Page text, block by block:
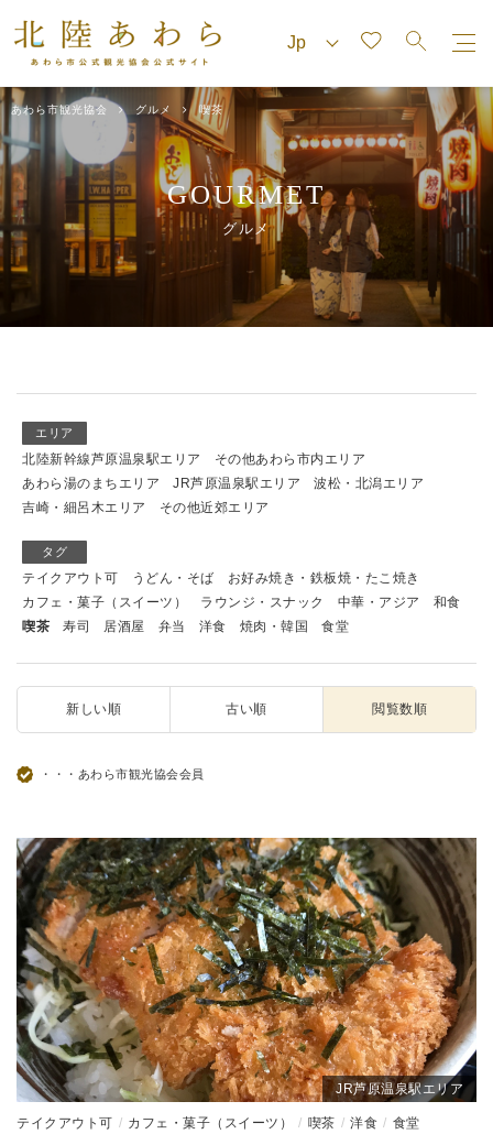
あわら市観光協会 グルメ 喫茶
GOURMET
グルメ
エリア
北陸新幹線芦原温泉駅エリア
その他あわら市内エリア
あわら湯のまちエリア
JR芦原温泉駅エリア
波松・北潟エリア
吉崎・細呂木エリア
その他近郊エリア
タグ
テイクアウト可 うどん・そば
お好み焼き・鉄板焼・たこ焼き
カフェ・菓子（スイーツ）
ラウンジ・スナック 中華・アジア
和食
喫茶
寿司 居酒屋 弁当 洋食 焼肉・韓国 食堂
新しい順 古い順 閲覧数順
・・・あわら市観光協会会員
JR芦原温泉駅エリア
テイクアウト可 カフェ・菓子（スイーツ） 喫茶 洋食 食堂